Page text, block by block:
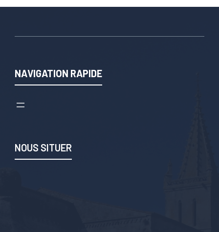
NAVIGATION RAPIDE
NOUS SITUER